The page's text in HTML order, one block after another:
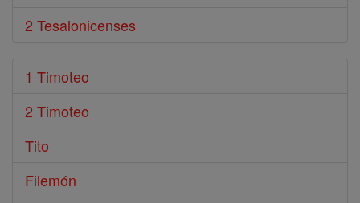
2 Tesalonicenses
1 Timoteo
2 Timoteo
Tito
Filemón